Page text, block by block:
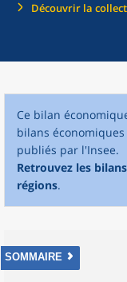
Découvrir la
Ce bilan
bilans
publiés par l'Insee.
Retrouvez les
régions.
SOMMAIRE